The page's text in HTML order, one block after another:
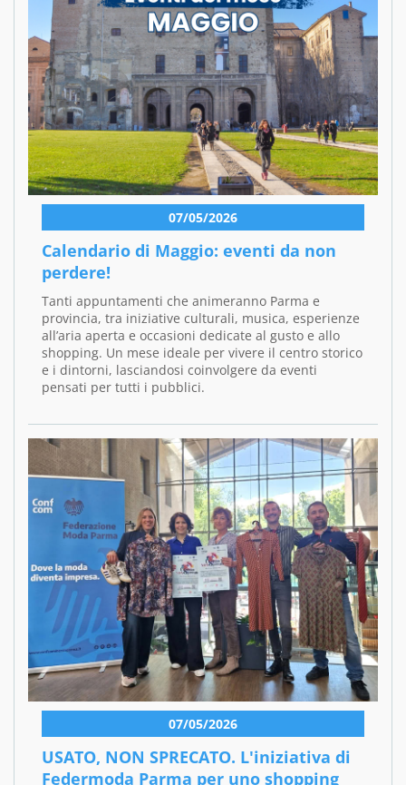
07/05/2026
Calendario di Maggio: eventi da non
perdere!
Tanti appuntamenti che animeranno Parma e
provincia, tra iniziative culturali, musica, esperienze
all’aria aperta e occasioni dedicate al gusto e allo
shopping. Un mese ideale per vivere il centro storico
e i dintorni, lasciandosi coinvolgere da eventi
pensati per tutti i pubblici.
07/05/2026
USATO, NON SPRECATO. L'iniziativa di
Federmoda Parma per uno shopping